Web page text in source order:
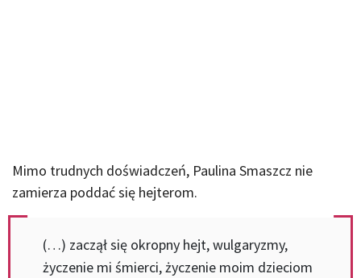
Mimo trudnych doświadczeń, Paulina Smaszcz nie
zamierza poddać się hejterom.
(…) zaczął się okropny hejt, wulgaryzmy,
życzenie mi śmierci, życzenie moim dzieciom